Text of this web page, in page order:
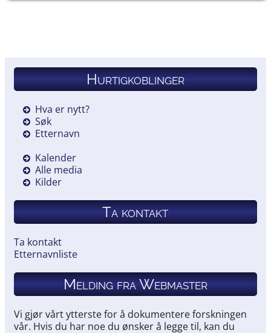
Hurtigkoblinger
Hva er nytt?
Søk
Etternavn
Kalender
Alle media
Kilder
Ta kontakt
Ta kontakt
Etternavnliste
Melding fra Webmaster
Vi gjør vårt ytterste for å dokumentere forskningen
vår. Hvis du har noe du ønsker å legge til, kan du